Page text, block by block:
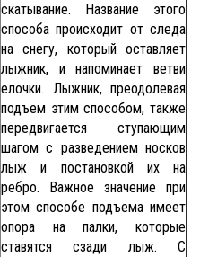
скатывание. Название этого
способа происходит от следа
на снегу, который оставляет
лыжник, и напоминает ветви
елочки. Лыжник, преодолевая
подъем этим способом, также
передвигается ступающим
шагом с разведением носков
лыж и постановкой их на
ребро. Важное значение при
этом способе подъема имеет
опора на палки, которые
ставятся сзади лыж. С